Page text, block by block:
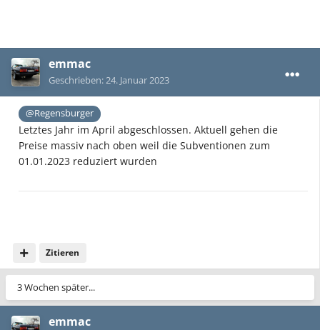
emmac
Geschrieben:24. Januar 2023
@Regensburger
Letztes Jahr im April abgeschlossen. Aktuell gehen die
Preise massiv nach oben weil die Subventionen zum
01.01.2023 reduziert wurden
Zitieren
3 Wochen später...
emmac